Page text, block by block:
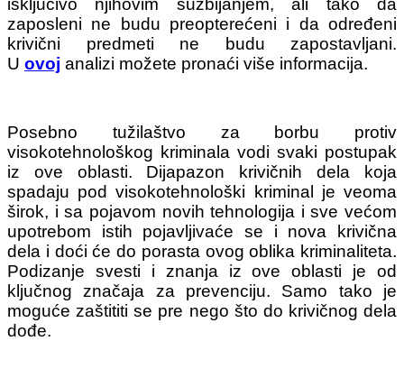
isključivo njihovim suzbijanjem, ali tako da
zaposleni ne budu preopterećeni i da određeni
krivični predmeti ne budu zapostavljani.
U ovoj analizi možete pronaći više informacija.
Posebno tužilaštvo za borbu protiv
visokotehnološkog kriminala vodi svaki postupak
iz ove oblasti. Dijapazon krivičnih dela koja
spadaju pod visokotehnološki kriminal je veoma
širok, i sa pojavom novih tehnologija i sve većom
upotrebom istih pojavljivaće se i nova krivična
dela i doći će do porasta ovog oblika kriminaliteta.
Podizanje svesti i znanja iz ove oblasti je od
ključnog značaja za prevenciju. Samo tako je
moguće zaštititi se pre nego što do krivičnog dela
dođe.